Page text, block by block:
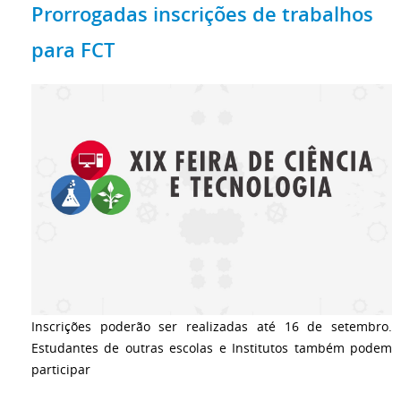
Prorrogadas inscrições de trabalhos
para FCT
Inscrições poderão ser realizadas até 16 de setembro.
Estudantes de outras escolas e Institutos também podem
participar